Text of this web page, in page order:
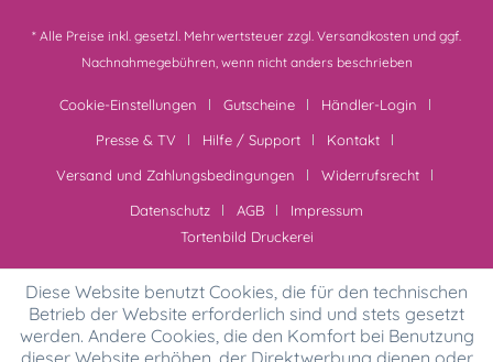
* Alle Preise inkl. gesetzl. Mehrwertsteuer zzgl. Versandkosten und ggf.
Nachnahmegebühren, wenn nicht anders beschrieben
Cookie-Einstellungen Gutscheine
Händler-Login
Presse & TV
Hilfe / Support
Kontakt
Versand und Zahlungsbedingungen
Widerrufsrecht
Datenschutz
AGB
Impressum
Tortenbild Druckerei
Diese Website benutzt Cookies, die für den technischen
Betrieb der Website erforderlich sind und stets gesetzt
werden. Andere Cookies, die den Komfort bei Benutzung
dieser Website erhöhen, der Direktwerbung dienen oder